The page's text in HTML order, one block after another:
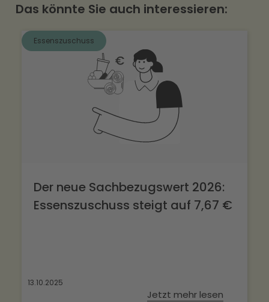
identifizieren. Vereinbaren Sie einfach einen
Termin über den Button in der Navigation.
Das könnte Sie auch interessieren:
Essenszuschuss
Der neue Sachbezugswert 2026:
Essenszuschuss steigt auf 7,67 €
13.10.2025
Jetzt mehr lesen